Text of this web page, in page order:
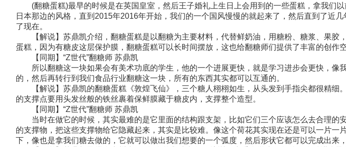
(翻糖蛋糕)最早的时候是在英国皇室，然后王子婚礼上生日上会用到的一些蛋糕，拿我们
日本那边的风格，直到2015年2016年开始，我们的一个国风慢慢的就起来了，然后直到了近
了现在。
【解说】苏鼎凯介绍，翻糖蛋糕是以翻糖为主要材料，代替鲜奶油，用糖粉、糖浆、果胶
蛋糕，因为有糖皮这层保护膜，翻糖蛋糕可以长时间摆放，这也给翻糖师们提供了丰富的创作空
【同期】“Z世代”翻糖师 苏鼎凯
所以翻糖这一块如果会有美术功底的学生，他的一个进展更快，就是学习进步会更快，像
的，然后再转行到我们食品行业翻糖这一块，所有的东西其实都可以互通的。
【解说】苏鼎凯的翻糖蛋糕《敦煌飞仙》，三个糖人栩栩如生，从头发到手指尖都很精细
的支撑点要用头发丝般的铁丝裹着保鲜膜藏于糖皮内，支撑整个造型。
【同期】“Z世代”翻糖师 苏鼎凯
当时在做它的时候，其实最难的是它里面的结构跟支架，比如它们三个应该怎么去合理的
的支撑物，把这些支撑物给它隐藏起来，其实是比较难。像这个荷花其实现在还是可以一片
下，像也是拿我们糖去做的，它就可以做出我们想要的一个弧度，然后形状它都可以完成出